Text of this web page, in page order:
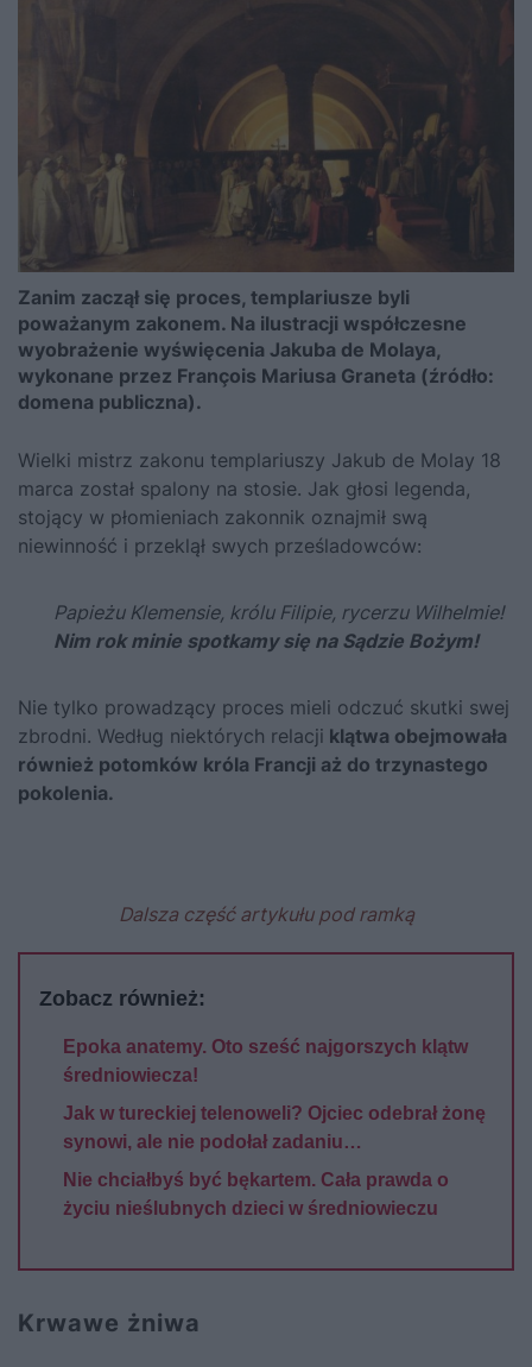
Zanim zaczął się proces, templariusze byli
poważanym zakonem. Na ilustracji współczesne
wyobrażenie wyświęcenia Jakuba de Molaya,
wykonane przez François Mariusa Graneta (źródło:
domena publiczna).
Wielki mistrz zakonu templariuszy Jakub de Molay 18
marca został spalony na stosie. Jak głosi legenda,
stojący w płomieniach zakonnik oznajmił swą
niewinność i przeklął swych prześladowców:
Papieżu Klemensie, królu Filipie, rycerzu Wilhelmie!
Nim rok minie spotkamy się na Sądzie Bożym!
Nie tylko prowadzący proces mieli odczuć skutki swej
zbrodni. Według niektórych relacji klątwa obejmowała
również potomków króla Francji aż do trzynastego
pokolenia.
Dalsza część artykułu pod ramką
Zobacz również:
Epoka anatemy. Oto sześć najgorszych klątw
średniowiecza!
Jak w tureckiej telenoweli? Ojciec odebrał żonę
synowi, ale nie podołał zadaniu…
Nie chciałbyś być bękartem. Cała prawda o
życiu nieślubnych dzieci w średniowieczu
Krwawe żniwa